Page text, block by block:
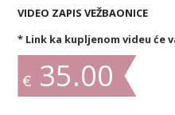
VIDEO ZAPIS VEŽBAONICE
* Link ka kupljenom videu će
€ 35.00